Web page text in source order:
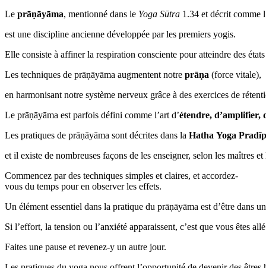
Le prāṇāyāma, mentionné dans le Yoga Sūtra 1.34 et décrit comme
est une discipline ancienne développée par les premiers yogis.
Elle consiste à affiner la respiration consciente pour atteindre des
Les techniques de prāṇāyāma augmentent notre prāṇa (force vitale),
en harmonisant notre système nerveux grâce à des exercices de
Le prāṇāyāma est parfois défini comme l’art d’étendre, d’amplifier,
Les pratiques de prāṇāyāma sont décrites dans la Hatha Yoga
et il existe de nombreuses façons de les enseigner, selon les maîtres et
Commencez par des techniques simples et claires, et accordez-
vous du temps pour en observer les effets.
Un élément essentiel dans la pratique du prāṇāyāma est d’être dans
Si l’effort, la tension ou l’anxiété apparaissent, c’est que vous êtes
Faites une pause et revenez-y un autre jour.